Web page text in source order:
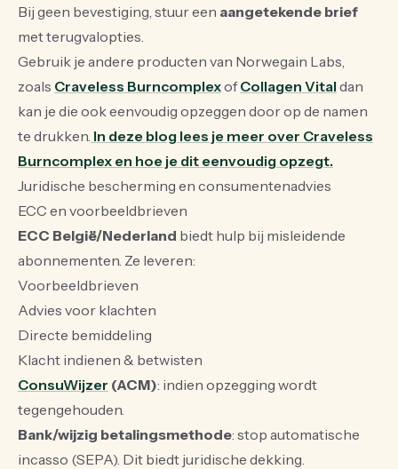
Bij geen bevestiging, stuur een aangetekende brief
met terugvalopties.
Gebruik je andere producten van Norwegain Labs,
zoals Craveless BurncomplexofCollagen Vital dan
kan je die ook eenvoudig opzeggen door op de namen
te drukken. In deze blog lees je meer over Craveless
Burncomplex en hoe je dit eenvoudig opzegt.
Juridische bescherming en consumentenadvies
ECC en voorbeeldbrieven
ECC België/Nederland biedt hulp bij misleidende
abonnementen. Ze leveren:
Voorbeeldbrieven
Advies voor klachten
Directe bemiddeling
Klacht indienen & betwisten
ConsuWijzer (ACM): indien opzegging wordt
tegengehouden.
Bank/wijzig betalingsmethode: stop automatische
incasso (SEPA). Dit biedt juridische dekking.